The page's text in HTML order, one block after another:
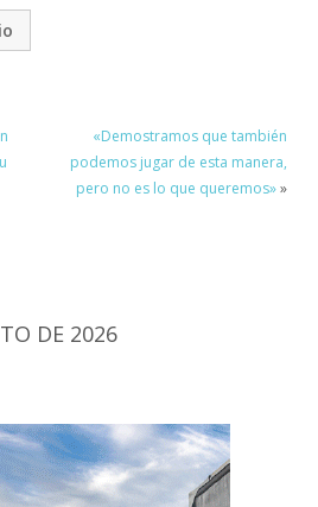
«Demostramos que también
podemos jugar de esta manera,
pero no es lo que queremos»»
DE 2026